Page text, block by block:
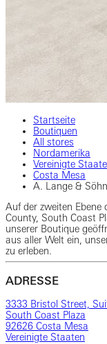
Startseite
Boutiquen
All stores
Nordamerika
Vereinigte
Costa Mesa
A. Lange &
Auf der zweiten Ebene
County, South Coast
unserer Boutique
aus aller Welt ein,
zu erleben.
ADRESSE
3333 Bristol Street,
South Coast Plaza
92626 Costa Mesa
Vereinigte Staaten